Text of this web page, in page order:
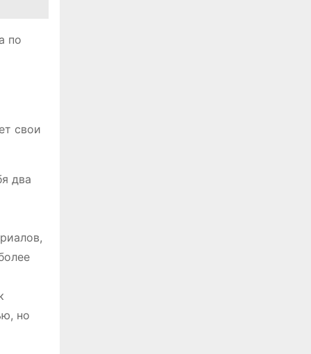
по
свои
два
но